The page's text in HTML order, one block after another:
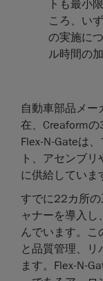
トも最小
ころ、い
の実施に
ル時間の
自動車部品メー
在、Creaformの
Flex-N-Gateは
ト、アセンブ
に供給していま
すでに22カ所の
ャナーを導入し
んでいます。こ
と品質管理、
ます。Flex-N-